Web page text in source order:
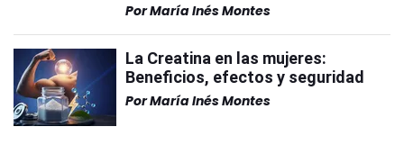
PorMaría Inés Montes
La Creatina en las mujeres:
Beneficios, efectos y seguridad
PorMaría Inés Montes